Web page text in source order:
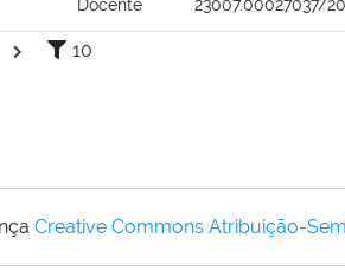
Docente 23007.00027037/
10
Creative Commons Atribuição-